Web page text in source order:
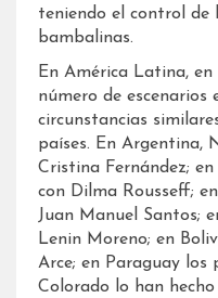
teniendo el control de
bambalinas.
En América Latina, en
número de escenarios
circunstancias
países. En Argentina,
Cristina Fernández;
con Dilma Rousseff;
Juan Manuel Santos;
Lenin Moreno; en
Arce; en Paraguay los
Colorado lo han